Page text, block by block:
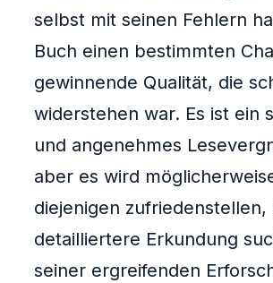
selbst mit seinen Fehlern
Buch einen bestimmten
gewinnende Qualität, die
widerstehen war. Es ist ein
und angenehmes
aber es wird
diejenigen zufriedenstellen,
detailliertere Erkundung
seiner ergreifenden